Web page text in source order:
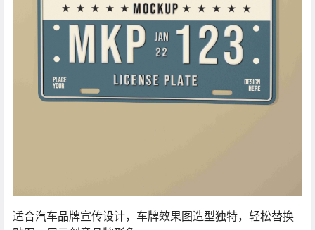
适合汽车品牌宣传设计，车牌效果图造型独特，轻松替换